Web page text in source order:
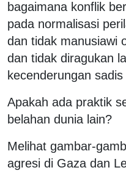
bagaimana konflik
pada normalisasi
dan tidak manusiawi
dan tidak diragukan
kecenderungan
Apakah ada praktik
belahan dunia lain?
Melihat gambar-
agresi di Gaza dan